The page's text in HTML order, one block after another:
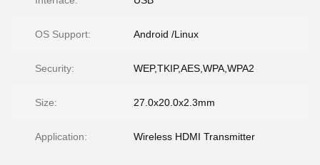
OS Support: Android /Linux
Security: WEP,TKIP,AES,WPA,WPA2
Size: 27.0x20.0x2.3mm
Application: Wireless HDMI Transmitter